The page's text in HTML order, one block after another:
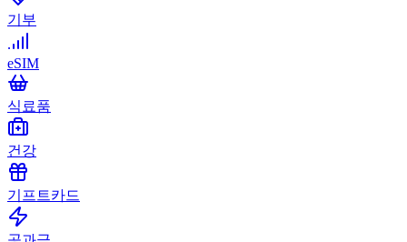
기부
eSIM
식료품
건강
기프트카드